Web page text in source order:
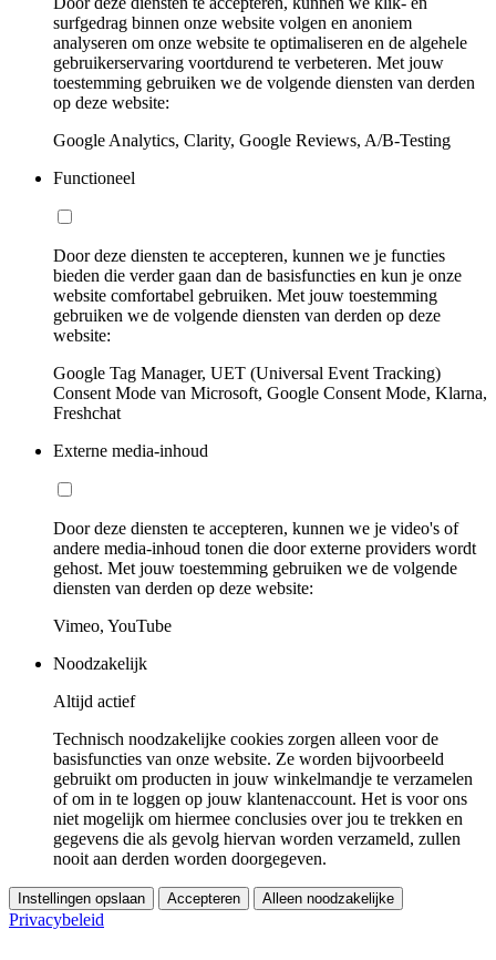
surfgedrag binnen onze website volgen en anoniem
analyseren om onze website te optimaliseren en de algehele
gebruikerservaring voortdurend te verbeteren. Met jouw
toestemming gebruiken we de volgende diensten van derden
op deze website:
Google Analytics, Clarity, Google Reviews, A/B-Testing
Functioneel
Door deze diensten te accepteren, kunnen we je functies
bieden die verder gaan dan de basisfuncties en kun je onze
website comfortabel gebruiken. Met jouw toestemming
gebruiken we de volgende diensten van derden op deze
website:
Google Tag Manager, UET (Universal Event Tracking)
Consent Mode van Microsoft, Google Consent Mode, Klarna,
Freshchat
Externe media-inhoud
Door deze diensten te accepteren, kunnen we je video's of
andere media-inhoud tonen die door externe providers wordt
gehost. Met jouw toestemming gebruiken we de volgende
diensten van derden op deze website:
Vimeo, YouTube
Noodzakelijk
Altijd actief
Technisch noodzakelijke cookies zorgen alleen voor de
basisfuncties van onze website. Ze worden bijvoorbeeld
gebruikt om producten in jouw winkelmandje te verzamelen
of om in te loggen op jouw klantenaccount. Het is voor ons
niet mogelijk om hiermee conclusies over jou te trekken en
gegevens die als gevolg hiervan worden verzameld, zullen
nooit aan derden worden doorgegeven.
Instellingen opslaan Accepteren Alleen noodzakelijke
Privacybeleid